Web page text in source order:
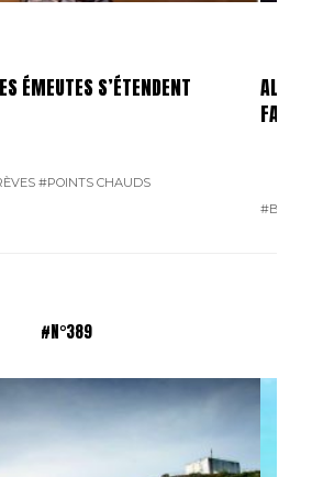
ÉMEUTES S’ÉTENDENT
#POINTS CHAUDS
FAILLI
#N°389